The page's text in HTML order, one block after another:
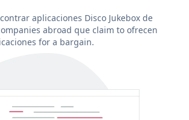
aplicaciones Disco Jukebox de
abroad que claim to ofrecen
for a bargain.